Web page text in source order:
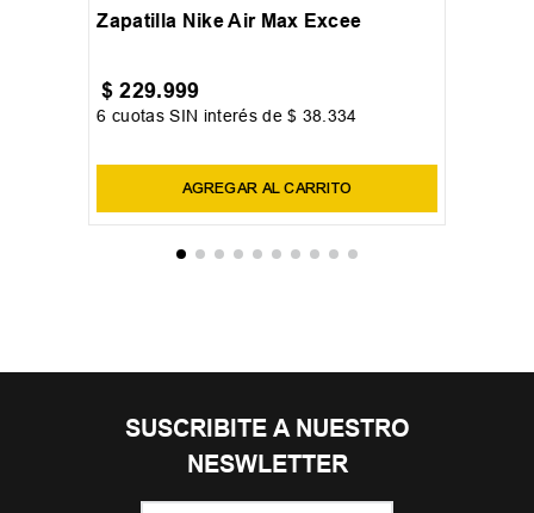
36 37
cuotas SIN interés de $ 38 .334
Precio sin impuestos nacionales: $ 190.081,
AGREGAR AL CARRITO